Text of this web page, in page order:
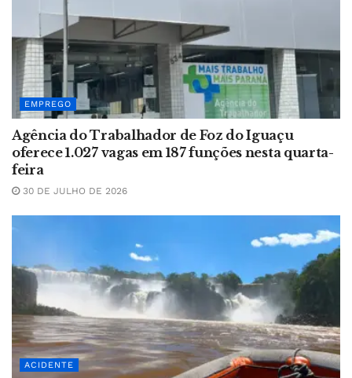
EMPREGO
Agência do Trabalhador de Foz do Iguaçu
oferece 1.027 vagas em 187 funções nesta quarta-
feira
30 DE JULHO DE 2026
ACIDENTE